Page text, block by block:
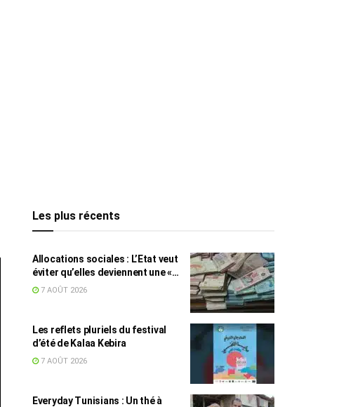
Les plus récents
Allocations sociales : L’Etat veut
éviter qu’elles deviennent une «
aide au chômage »
7 AOÛT 2026
Les reflets pluriels du festival
d’été de Kalaa Kebira
7 AOÛT 2026
Everyday Tunisians : Un thé à